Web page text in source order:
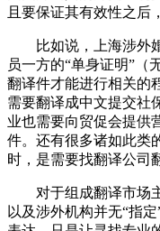
且要保证其有效性之后
比如说，上海涉外
员一方的“单身证明”（
翻译件才能进行相关的
需要翻译成中文提交社
业也需要向贸促会提供
件。还有很多诸如此类
时，是需要找翻译公司
对于组成翻译市场
以及涉外机构并无“指